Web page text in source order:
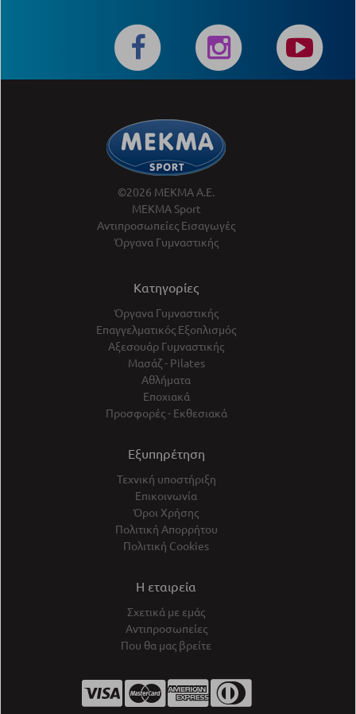
©2026 ΜΕΚΜΑ Α.Ε.
ΜΕΚΜΑ Sport
Αντιπροσωπείες Εισαγωγές
Όργανα Γυμναστικής
Κατηγορίες
Όργανα Γυμναστικής
Επαγγελματικός Εξοπλισμός
Αξεσουάρ Γυμναστικής
Μασάζ - Pilates
Αθλήματα
Εποχιακά
Προσφορές - Εκθεσιακά
Εξυπηρέτηση
Τεχνική υποστήριξη
Επικοινωνία
Όροι Χρήσης
Πολιτική Απορρήτου
Πολιτική Cookies
Η εταιρεία
Σχετικά με εμάς
Αντιπροσωπείες
Που θα μας βρείτε